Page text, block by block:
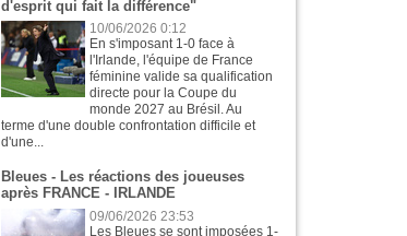
d'esprit qui fait la différence"
10/06/2026 0:12
En s'imposant 1-0 face à
l'Irlande, l'équipe de France
féminine valide sa qualification
directe pour la Coupe du
monde 2027 au Brésil. Au
terme d'une double confrontation difficile et
d'une...
Bleues - Les réactions des joueuses
après FRANCE - IRLANDE
09/06/2026 23:53
Les Bleues se sont imposées 1-